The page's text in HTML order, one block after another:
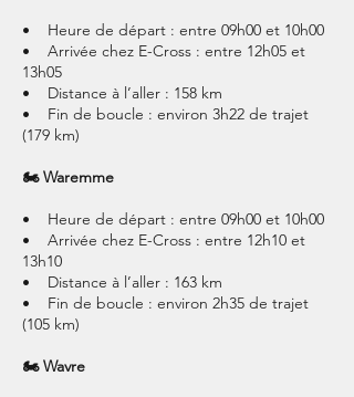
• Heure de départ : entre 09h00 et 10h00
• Arrivée chez E-Cross : entre 12h05 et
13h05
• Distance à l’aller : 158 km
• Fin de boucle : environ 3h22 de trajet
(179 km)
🏍 Waremme
• Heure de départ : entre 09h00 et 10h00
• Arrivée chez E-Cross : entre 12h10 et
13h10
• Distance à l’aller : 163 km
• Fin de boucle : environ 2h35 de trajet
(105 km)
🏍 Wavre